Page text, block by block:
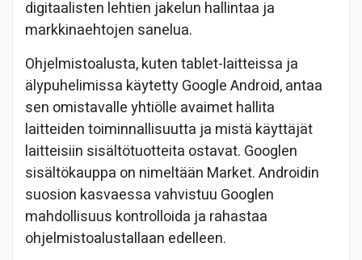
digitaalisten lehtien jakelun hallintaa ja
markkinaehtojen sanelua.
Ohjelmistoalusta, kuten tablet-laitteissa ja
älypuhelimissa käytetty Google Android, antaa
sen omistavalle yhtiölle avaimet hallita
laitteiden toiminnallisuutta ja mistä käyttäjät
laitteisiin sisältötuotteita ostavat. Googlen
sisältökauppa on nimeltään Market. Androidin
suosion kasvaessa vahvistuu Googlen
mahdollisuus kontrolloida ja rahastaa
ohjelmistoalustallaan edelleen.